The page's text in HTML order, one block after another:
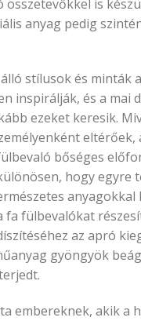
is
anyag pedig
stílusok és minták
inspirálják, és a mai
ezeket keresik.
eltérőek,
bőséges
hogy egyre
anyagokkal
fa fülbevalókat
az apró
gyöngyök
embereknek, akik a